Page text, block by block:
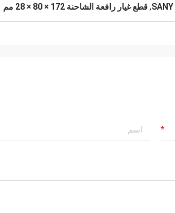
,قطع غيار رافعة الشاحنة 172 × 80 × 28 مم